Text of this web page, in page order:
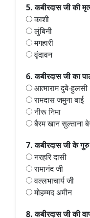
5. कबीरदास जी की
काशी
लुंबिनी
मगहारी
वृंदावन
6. कबीरदास जी का
आत्माराम दुबे-हुलसी
रामदास जमुना बाई
नीरू निमा
बैरम खान सुल्ताना
7. कबीरदास जी के
नरहरि दासी
रामानंद जी
वल्लभाचार्य जी
मोहम्मद अमीन
8. कबीरदास जी की